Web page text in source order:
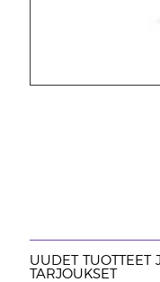
UUDET TUOTTEET
TARJOUKSET